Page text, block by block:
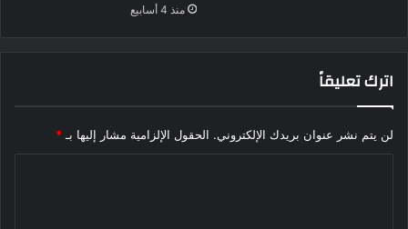
منذ 4 أسابيع
اترك تعليقاً
لن يتم نشر عنوان بريدك الإلكتروني. الحقول الإلزامية مشار إليها بـ *